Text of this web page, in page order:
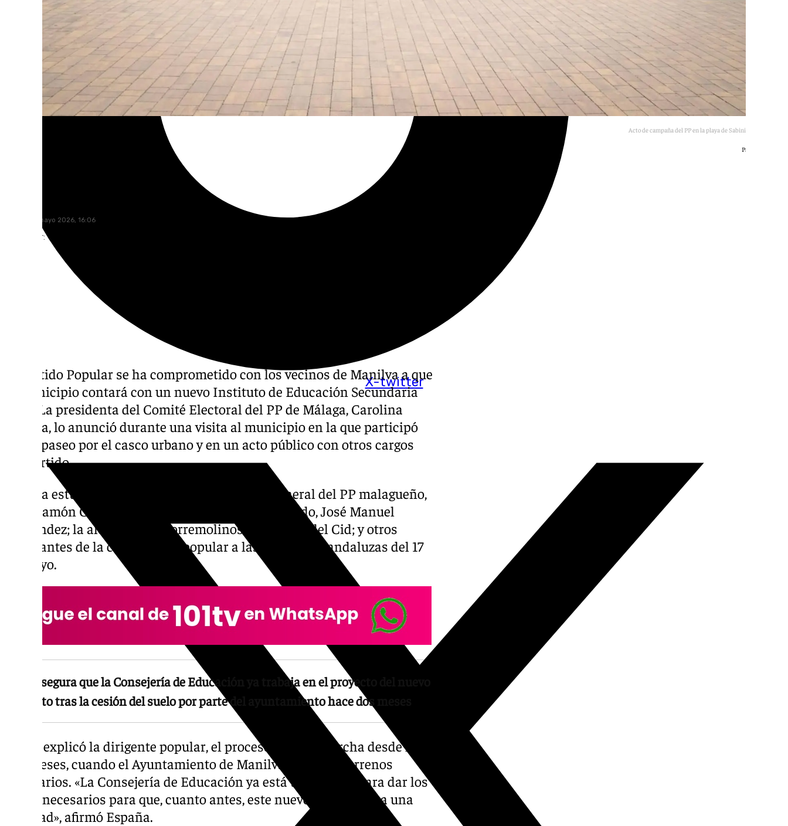
X-twitter
Acto de campaña del PP en la playa de Sabinillas (Manilva).
Partido Popular
jueves, 14 mayo 2026, 16:06
Compartir:
El Partido Popular se ha comprometido con los vecinos de Manilva a que
el municipio contará con un nuevo Instituto de Educación Secundaria
(IES). La presidenta del Comité Electoral del PP de Málaga, Carolina
España, lo anunció durante una visita al municipio en la que participó
en un paseo por el casco urbano y en un acto público con otros cargos
del partido.
España estuvo acompañada por el secretario general del PP malagueño,
José Ramón Carmona; el presidente local del partido, José Manuel
Fernández; la alcaldesa de Torremolinos, Margarita del Cid; y otros
integrantes de la candidatura popular a las elecciones andaluzas del 17
de mayo.
El PP asegura que la Consejería de Educación ya trabaja en el proyecto del nuevo
instituto tras la cesión del suelo por parte del ayuntamiento hace dos meses
Según explicó la dirigente popular, el proceso está en marcha desde hace
dos meses, cuando el Ayuntamiento de Manilva cedió los terrenos
necesarios. «La Consejería de Educación ya está trabajando para dar los
pasos necesarios para que, cuanto antes, este nuevo instituto sea una
realidad», afirmó España.